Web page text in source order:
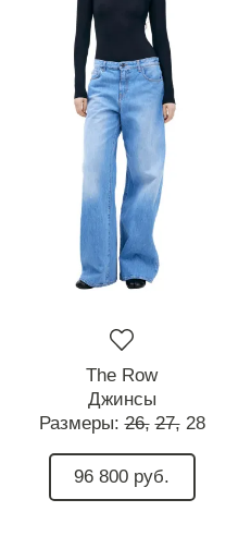
The Row
Джинсы
Размеры:26, 27, 28
96 800 руб.